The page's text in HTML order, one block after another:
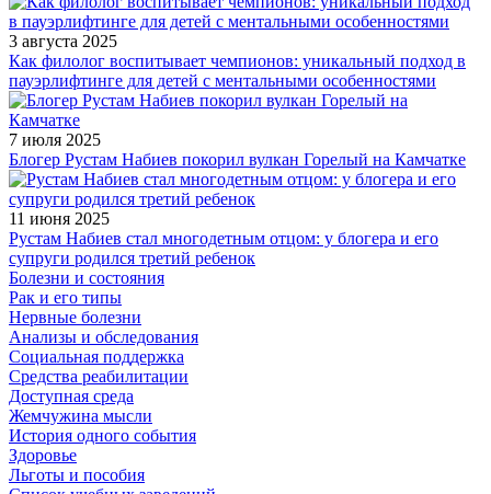
3 августа 2025
Как филолог воспитывает чемпионов: уникальный подход в
пауэрлифтинге для детей с ментальными особенностями
7 июля 2025
Блогер Рустам Набиев покорил вулкан Горелый на Камчатке
11 июня 2025
Рустам Набиев стал многодетным отцом: у блогера и его
супруги родился третий ребенок
Болезни и состояния
Рак и его типы
Нервные болезни
Анализы и обследования
Социальная поддержка
Средства реабилитации
Доступная среда
Жемчужина мысли
История одного события
Здоровье
Льготы и пособия